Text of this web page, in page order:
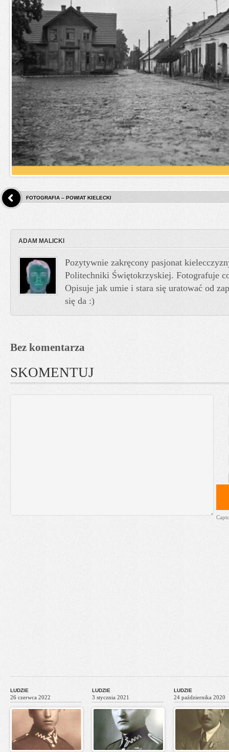
FOTOGRAFIA – POWIAT KIELECKI
ADAM MALICKI
Pozytywnie zakręcony pasjonat
Politechniki Świętokrzyskiej. Fotografuje
Opisuje jak umie i stara się uratować od
się da :)
Bez komentarza
SKOMENTUJ
LUDZIE
26 czerwca 2022
LUDZIE
3 stycznia 2021
LUDZIE
24 października 2020